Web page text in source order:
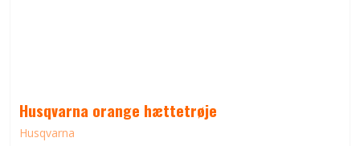
Husqvarna orange hættetrøje
Husqvarna